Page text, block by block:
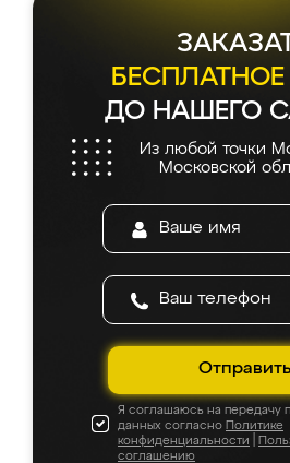
БЕСПЛАТНОЕ
ДО НАШЕГО
Из любой точки
Московской
Отправить
Я соглашаюсь на передачу
данных согласно Политике
конфиденциальности
соглашению